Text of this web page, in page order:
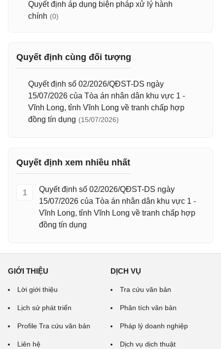
Quyết định áp dụng biện pháp xử lý hành
chính (0)
Quyết định cùng đối tượng
Quyết định số 02/2026/QĐST-DS ngày
15/07/2026 của Tòa án nhân dân khu vực 1 -
Vĩnh Long, tỉnh Vĩnh Long về tranh chấp hợp
đồng tín dụng (15/07/2026)
Quyết định xem nhiều nhất
1
Quyết định số 02/2026/QĐST-DS ngày
15/07/2026 của Tòa án nhân dân khu vực 1 -
Vĩnh Long, tỉnh Vĩnh Long về tranh chấp hợp
đồng tín dụng
GIỚI THIỆU
Lời giới thiệu
Lịch sử phát triển
Profile Tra cứu văn bản
Liên hệ
DỊCH VỤ
Tra cứu văn bản
Phân tích văn bản
Pháp lý doanh nghiệp
Dịch vụ dịch thuật